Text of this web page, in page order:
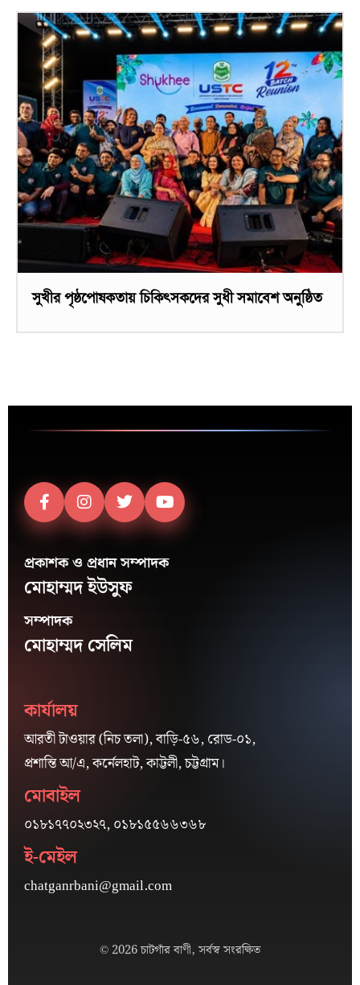
সুখীর পৃষ্ঠপোষকতায় চিকিৎসকদের সুধী সমাবেশ অনুষ্ঠিত
প্রকাশক ও প্রধান সম্পাদক
মোহাম্মদ ইউসুফ
সম্পাদক
মোহাম্মদ সেলিম
কার্যালয়
আরতী টাওয়ার (নিচ তলা), বাড়ি-৫৬, রোড-০১,
প্রশান্তি আ/এ, কর্নেলহাট, কাট্টলী, চট্টগ্রাম।
মোবাইল
০১৮১৭৭০২৩২৭, ০১৮১৫৫৬৬৩৬৮
ই-মেইল
chatganrbani@gmail.com
© 2026 চাটগাঁর বাণী, সর্বস্ব সংরক্ষিত